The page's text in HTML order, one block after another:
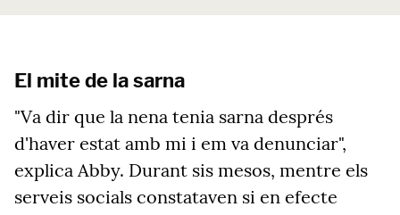
El mite de la sarna
"Va dir que la nena tenia sarna després
d'haver estat amb mi i em va denunciar",
explica Abby. Durant sis mesos, mentre els
serveis socials constataven si en efecte